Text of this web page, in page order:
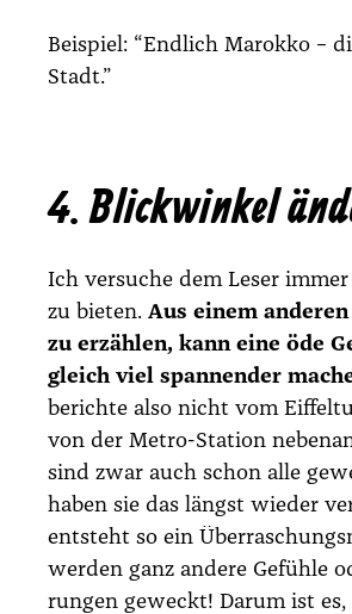
Bei­spiel: “End­lich Marok­ko –
Stadt.”
4. Blickwinkel
Ich ver­su­che dem Leser
zu bie­ten. Aus einem
zu erzäh­len, kann eine öde
gleich viel span­nen­der
berich­te also nicht vom
von der Metro-Sta­ti­on
sind zwar auch schon alle
haben sie das längst wie­der
ent­steht so ein
wer­den ganz ande­re Gefüh­le
run­gen geweckt! Dar­um ist